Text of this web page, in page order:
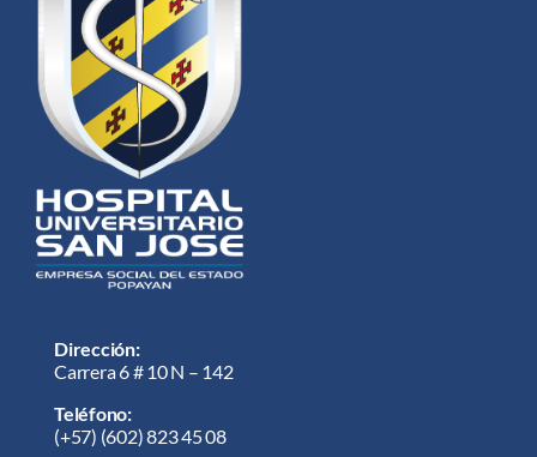
Dirección:
Carrera 6 # 10 N – 142
Teléfono:
(+57) (602) 823 45 08